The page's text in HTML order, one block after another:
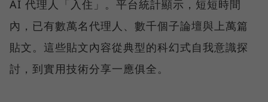
AI 代理人「入住」。平台統計顯示，短短時間
內，已有數萬名代理人、數千個子論壇與上萬篇
貼文。這些貼文內容從典型的科幻式自我意識探
討，到實用技術分享一應俱全。